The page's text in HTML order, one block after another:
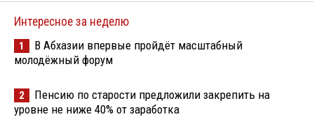
Интересное за неделю
1
В Абхазии впервые пройдёт масштабный
молодёжный форум
2
Пенсию по старости предложили закрепить на
уровне не ниже 40% от заработка